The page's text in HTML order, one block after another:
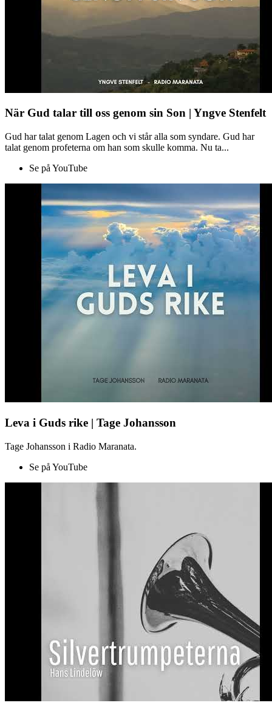
När Gud talar till oss genom sin Son | Yngve Stenfelt
Gud har talat genom Lagen och vi står alla som syndare. Gud har
talat genom profeterna om han som skulle komma. Nu ta...
Se på YouTube
Leva i Guds rike | Tage Johansson
Tage Johansson i Radio Maranata.
Se på YouTube